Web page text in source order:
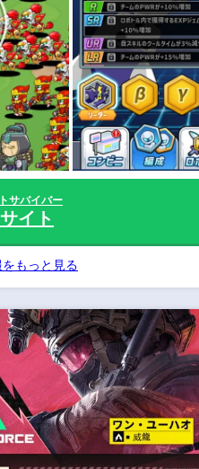
サバイバー
イト
もっと見る